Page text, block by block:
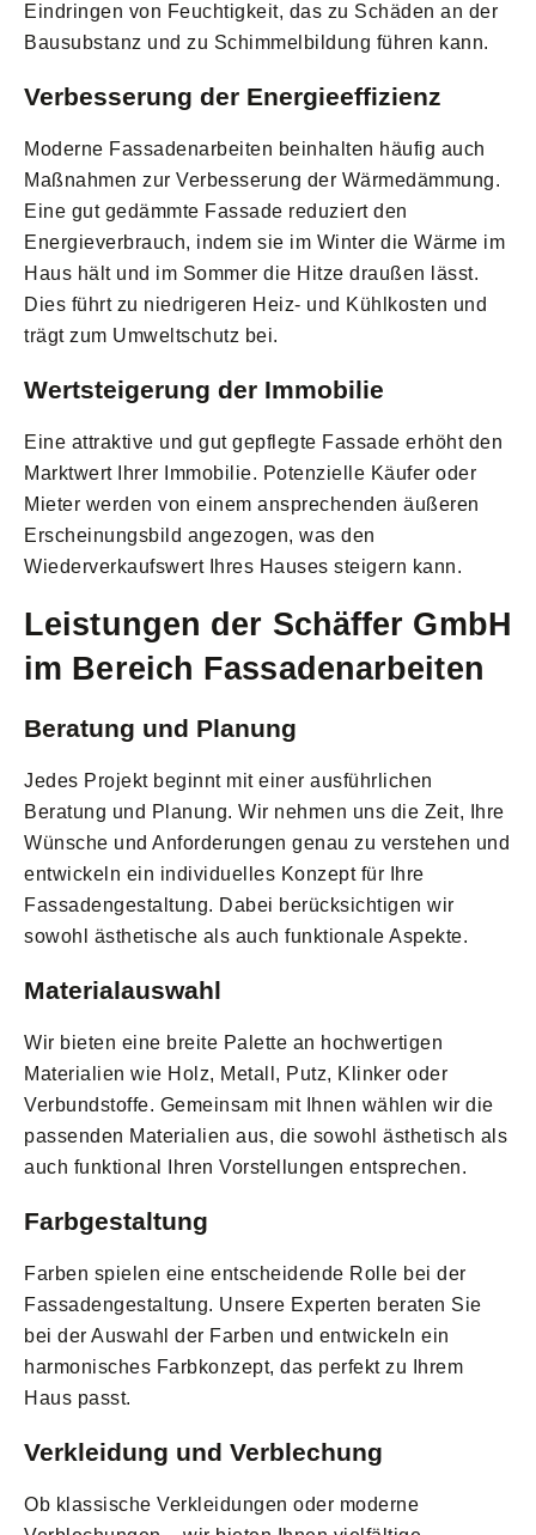
Eindringen von Feuchtigkeit, das zu Schäden an der
Bausubstanz und zu Schimmelbildung führen kann.
Verbesserung der Energieeffizienz
Moderne Fassadenarbeiten beinhalten häufig auch
Maßnahmen zur Verbesserung der Wärmedämmung.
Eine gut gedämmte Fassade reduziert den
Energieverbrauch, indem sie im Winter die Wärme im
Haus hält und im Sommer die Hitze draußen lässt.
Dies führt zu niedrigeren Heiz- und Kühlkosten und
trägt zum Umweltschutz bei.
Wertsteigerung der Immobilie
Eine attraktive und gut gepflegte Fassade erhöht den
Marktwert Ihrer Immobilie. Potenzielle Käufer oder
Mieter werden von einem ansprechenden äußeren
Erscheinungsbild angezogen, was den
Wiederverkaufswert Ihres Hauses steigern kann.
Leistungen der Schäffer GmbH
im Bereich Fassadenarbeiten
Beratung und Planung
Jedes Projekt beginnt mit einer ausführlichen
Beratung und Planung. Wir nehmen uns die Zeit, Ihre
Wünsche und Anforderungen genau zu verstehen und
entwickeln ein individuelles Konzept für Ihre
Fassadengestaltung. Dabei berücksichtigen wir
sowohl ästhetische als auch funktionale Aspekte.
Materialauswahl
Wir bieten eine breite Palette an hochwertigen
Materialien wie Holz, Metall, Putz, Klinker oder
Verbundstoffe. Gemeinsam mit Ihnen wählen wir die
passenden Materialien aus, die sowohl ästhetisch als
auch funktional Ihren Vorstellungen entsprechen.
Farbgestaltung
Farben spielen eine entscheidende Rolle bei der
Fassadengestaltung. Unsere Experten beraten Sie
bei der Auswahl der Farben und entwickeln ein
harmonisches Farbkonzept, das perfekt zu Ihrem
Haus passt.
Verkleidung und Verblechung
Ob klassische Verkleidungen oder moderne